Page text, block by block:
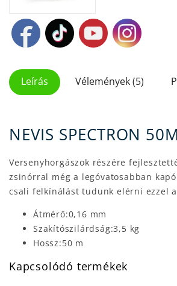
Leírás Vélemények (5)
NEVIS SPECTRON
Versenyhorgászok részére
zsinórral még a legóvatosabban
csali felkínálást tudunk elérni ezzel
Átmérő:0,16 mm
Szakítószilárdság:3,5 kg
Hossz:50 m
Kapcsolódó termékek